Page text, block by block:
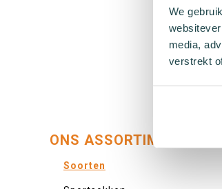
We
media,
verstrekt
In
ONS ASSORTIMENT:
Soorten